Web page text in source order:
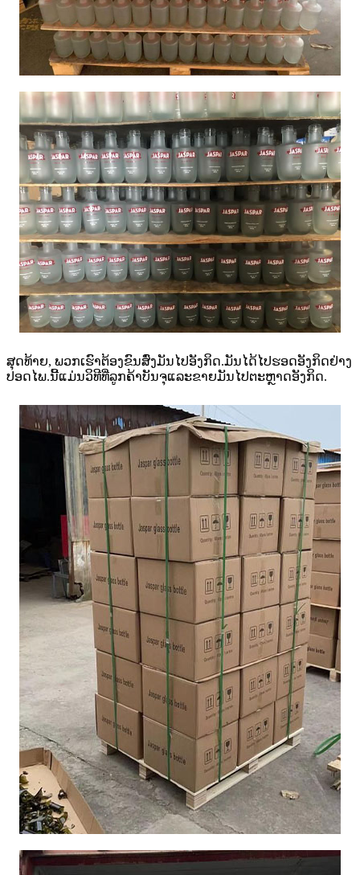
ສຸດທ້າຍ, ພວກເຮົາຕ້ອງຂົນສົ່ງມັນໄປອັງກິດ.ມັນ​ໄດ້​ໄປ​ຮອດ​ອັງ​ກິດ​ຢ່າງ​
ປອດ​ໄພ.ນີ້ແມ່ນວິທີທີ່ລູກຄ້າບັນຈຸແລະຂາຍມັນໄປຕະຫຼາດອັງກິດ.